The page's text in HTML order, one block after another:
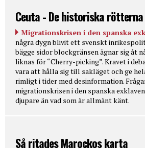
Ceuta - De historiska
Migrationskrisen i den spanska
några dygn blivit ett svenskt
bägge sidor blockgränsen ägnar sig åt
liknas för “Cherry-picking”. Kravet i
vara att hålla sig till sakläget och ge
rimligt i tider med desinformation.
migrationskrisen i den spanska
djupare än vad som är allmänt känt.
Så ritades Marockos karta